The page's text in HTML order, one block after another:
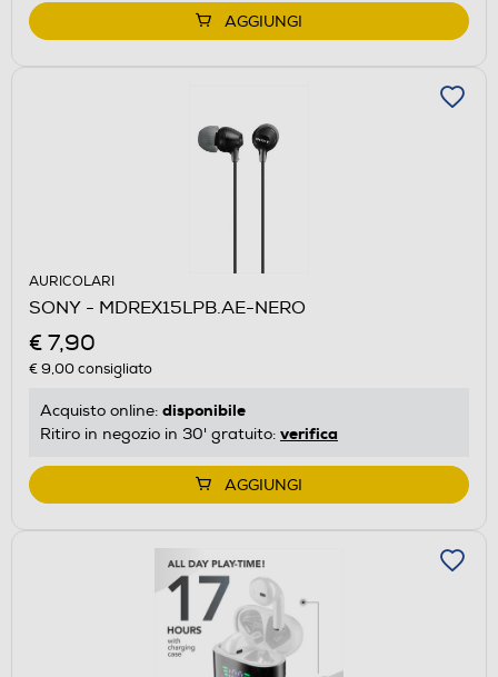
AGGIUNGI
AURICOLARI
SONY - MDREX15LPB.AE-NERO
€ 7,90
€ 9,00consigliato
Acquisto online: disponibile
Ritiro in negozio in 30' gratuito: verifica
AGGIUNGI